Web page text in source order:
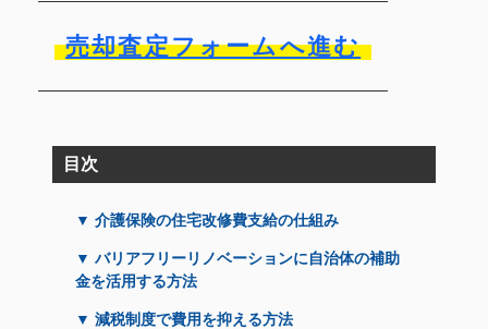
売却査定フォームへ進む
目次
▼ 介護保険の住宅改修費支給の仕組み
▼ バリアフリーリノベーションに自治体の補助
金を活用する方法
▼ 減税制度で費用を抑える方法